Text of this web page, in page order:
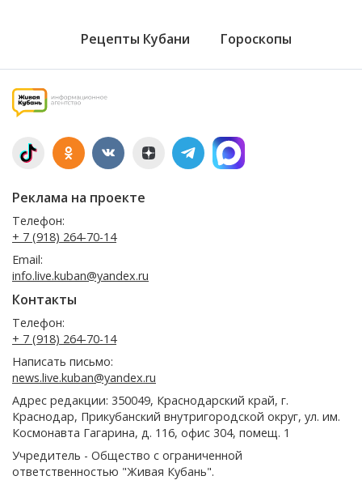
Рецепты Кубани Гороскопы
Реклама на проекте
Телефон:
+ 7 (918) 264-70-14
Email:
info.live.kuban@yandex.ru
Контакты
Телефон:
+ 7 (918) 264-70-14
Написать письмо:
news.live.kuban@yandex.ru
Адрес редакции: 350049, Краснодарский край, г.
Краснодар, Прикубанский внутригородской округ, ул. им.
Космонавта Гагарина, д. 116, офис 304, помещ. 1
Учредитель - Общество с ограниченной
ответственностью "Живая Кубань".